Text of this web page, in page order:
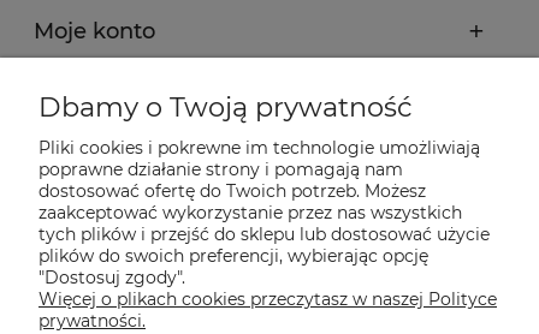
Moje konto
Płatności i dostawa
Informacje
O nas
Nasze sklepy Allegro
Dbamy o Twoją prywatność
Pliki cookies i pokrewne im technologie umożliwiają
poprawne działanie strony i pomagają nam
dostosować ofertę do Twoich potrzeb. Możesz
zaakceptować wykorzystanie przez nas wszystkich
tych plików i przejść do sklepu lub dostosować użycie
plików do swoich preferencji, wybierając opcję
"Dostosuj zgody".
Więcej o plikach cookies przeczytasz w naszej Polityce
prywatności.